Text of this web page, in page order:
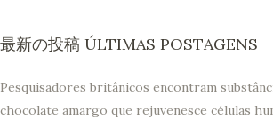
最新の投稿 ÚLTIMAS POSTAGENS
Pesquisadores britânicos encontram
chocolate amargo que rejuvenesce células